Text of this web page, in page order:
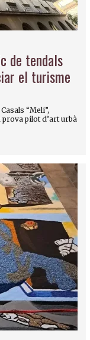
de tendals
el turisme
“Meli”,
pilot d’art urbà